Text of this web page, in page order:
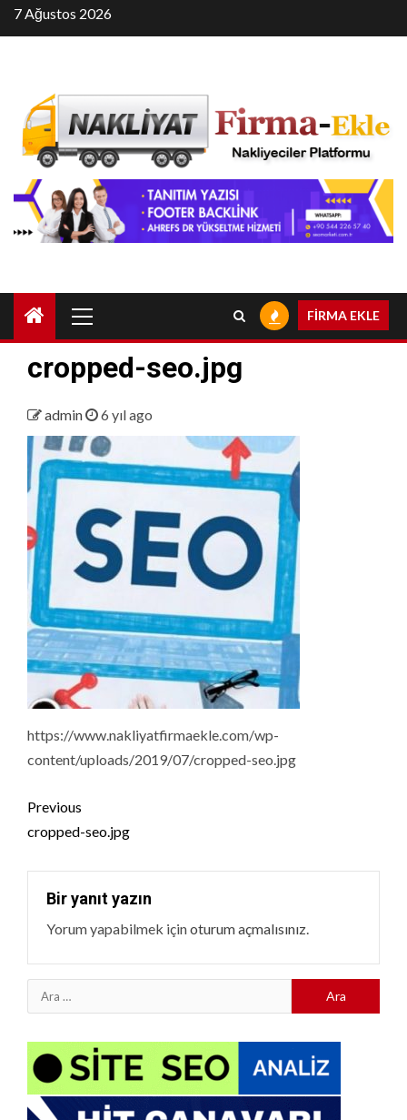
Skip
to
7 Ağustos 2026
Menu
FİRMA EKLE
cropped-seo.jpg
admin 6 yıl ago
https://www.nakliyatfirmaekle.com/wp-
content/uploads/2019/07/cropped-seo.jpg
Continue
Reading
Previous
cropped-seo.jpg
Bir yanıt yazın
Yorum yapabilmek içinoturum açmalısınız
Arama: